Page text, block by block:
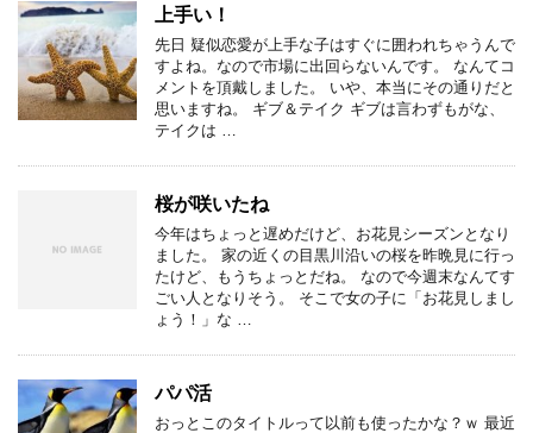
上手い！
先日 疑似恋愛が上手な子はすぐに囲われちゃうんで
すよね。なので市場に出回らないんです。 なんてコ
メントを頂戴しました。 いや、本当にその通りだと
思いますね。 ギブ＆テイク ギブは言わずもがな、
テイクは …
桜が咲いたね
今年はちょっと遅めだけど、お花見シーズンとなり
ました。 家の近くの目黒川沿いの桜を昨晩見に行っ
たけど、もうちょっとだね。 なので今週末なんてす
ごい人となりそう。 そこで女の子に「お花見しまし
ょう！」な …
パパ活
おっとこのタイトルって以前も使ったかな？ｗ 最近